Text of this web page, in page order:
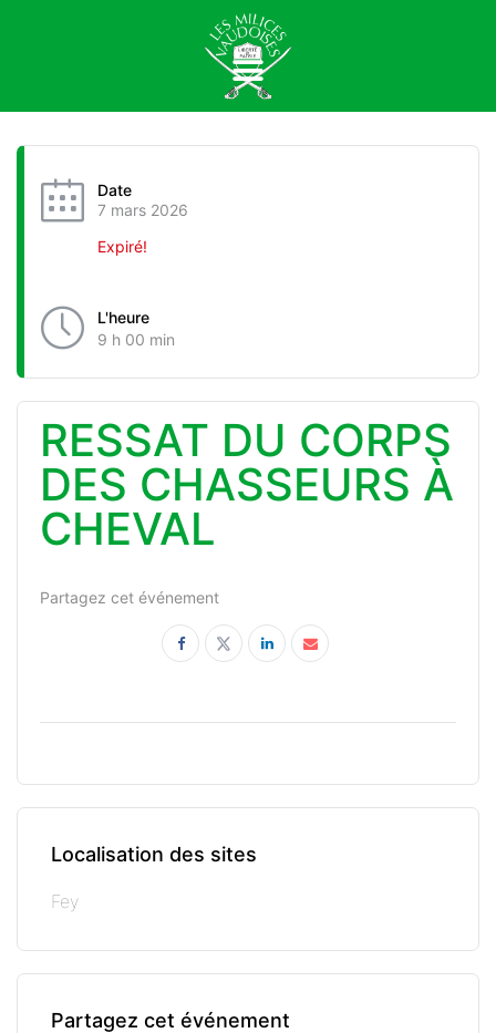
Date
7 mars 2026
Expiré!
L'heure
9 h 00 min
RESSAT DU CORPS
DES CHASSEURS À
CHEVAL
Partagez cet événement
Localisation des sites
Fey
Partagez cet événement